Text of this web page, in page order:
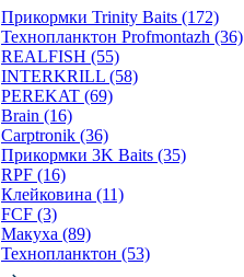
Прикормки Trinity Baits (172)
Технопланктон Profmontazh (36)
REALFISH (55)
INTERKRILL (58)
PEREKAT (69)
Brain (16)
Carptronik (36)
Прикормки 3K Baits (35)
RPF (16)
Клейковина (11)
FCF (3)
Макуха (89)
Технопланктон (53)